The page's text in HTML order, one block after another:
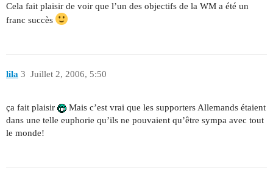
Cela fait plaisir de voir que l’un des objectifs de la WM a été un
franc succès
lila Juillet 2, 2006, 5:50
3
ça fait plaisir
Mais c’est vrai que les supporters Allemands étaient
dans une telle euphorie qu’ils ne pouvaient qu’être sympa avec tout
le monde!